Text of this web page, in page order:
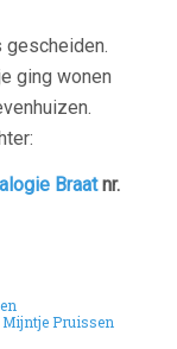
gescheiden.
ging wonen
Braatnr.
Mijntje Pruissen